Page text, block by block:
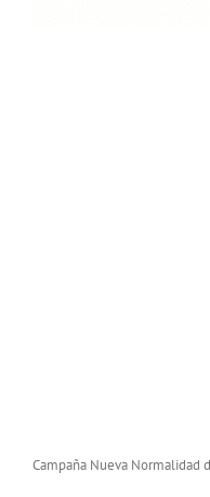
Campaña Nueva Normalidad